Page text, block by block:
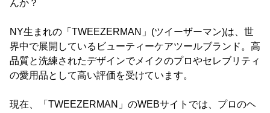
んか？
NY生まれの「TWEEZERMAN」(ツイーザーマン)は、世
界中で展開しているビューティーケアツールブランド。高
品質と洗練されたデザインでメイクのプロやセレブリティ
の愛用品として高い評価を受けています。
現在、「TWEEZERMAN」のWEBサイトでは、プロのヘ